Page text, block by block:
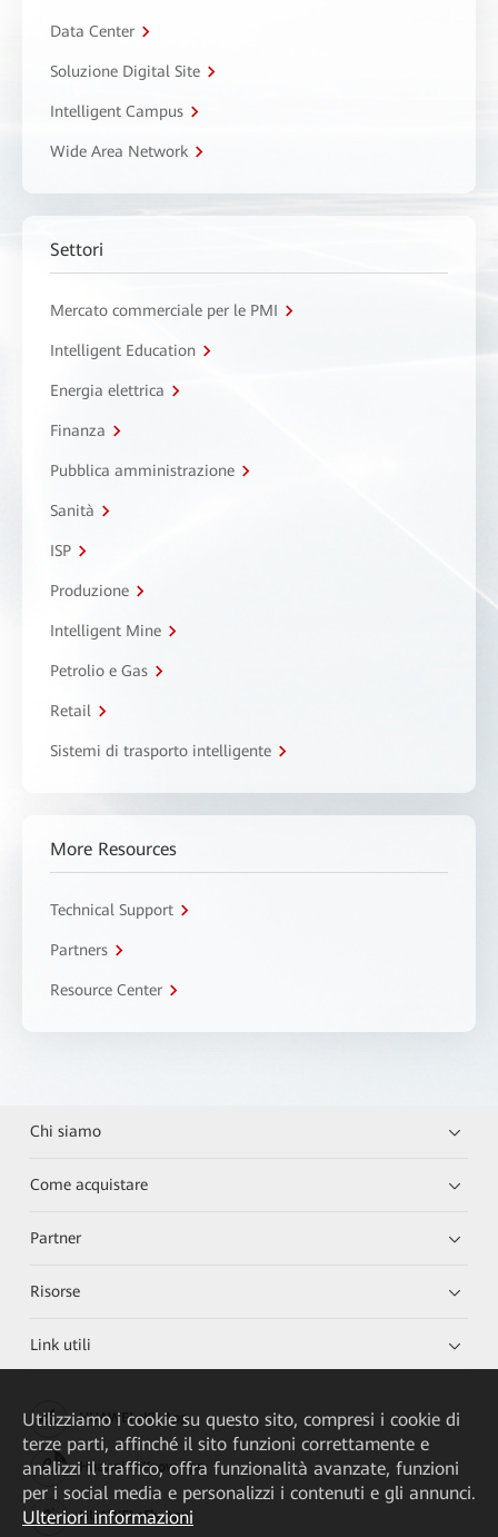
Data Center
Soluzione Digital Site
Intelligent Campus
Wide Area Network
Settori
Mercato commerciale per le PMI
Intelligent Education
Energia elettrica
Finanza
Pubblica amministrazione
Sanità
ISP
Produzione
Intelligent Mine
Petrolio e Gas
Retail
Sistemi di trasporto intelligente
More Resources
Technical Support
Partners
Resource Center
Chi siamo
Come acquistare
Partner
Risorse
Link utili
HUAWEI eKit App
Huawei HiKnow App
HUAWEI eFly App
Utilizziamo i cookie su questo sito, compresi i cookie di
terze parti, affinché il sito funzioni correttamente e
analizzi il traffico, offra funzionalità avanzate, funzioni
per i social media e personalizzi i contenuti e gli annunci.
Ulteriori informazioni